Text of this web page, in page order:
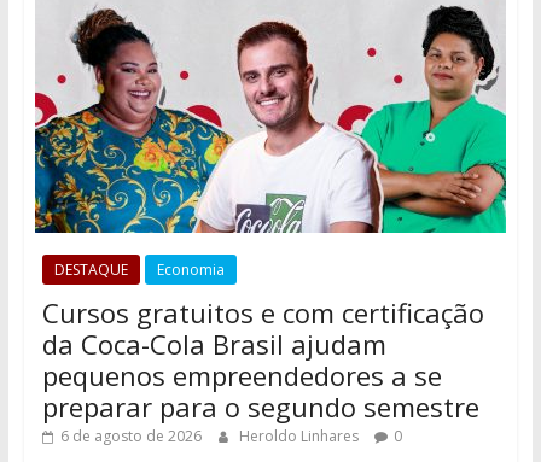
DESTAQUE Economia
Cursos gratuitos e com certificação
da Coca-Cola Brasil ajudam
pequenos empreendedores a se
preparar para o segundo semestre
6 de agosto de 2026 Heroldo Linhares 0